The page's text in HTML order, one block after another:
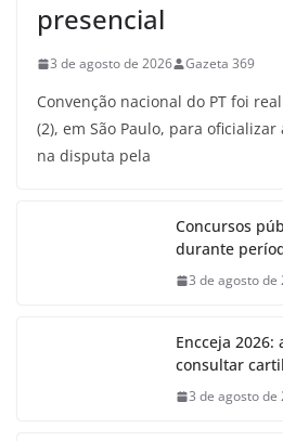
presencial
3 de agosto de 2026 Gazeta 369
Convenção nacional do PT foi
(2), em São Paulo, para
na disputa pela
Concursos
durante
3 de agosto de
Encceja
consultar
3 de agosto de